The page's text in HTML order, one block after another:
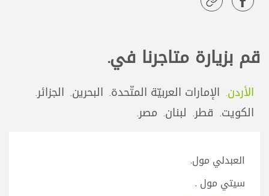
قم بزيارة متاجرنا في.
الأردن. الإمارات العربيّة المتّحدة. البحرين. الجزائر.
الكويت. قطر. لبنان. مصر.
العبدلي مول.
سيتي مول .